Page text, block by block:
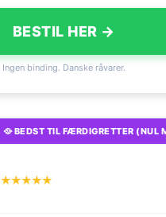
BESTIL HER →
Ingen binding. Danske råvarer.
🥘 BEDST TIL FÆRDIGRETTER (NUL
★★★★★